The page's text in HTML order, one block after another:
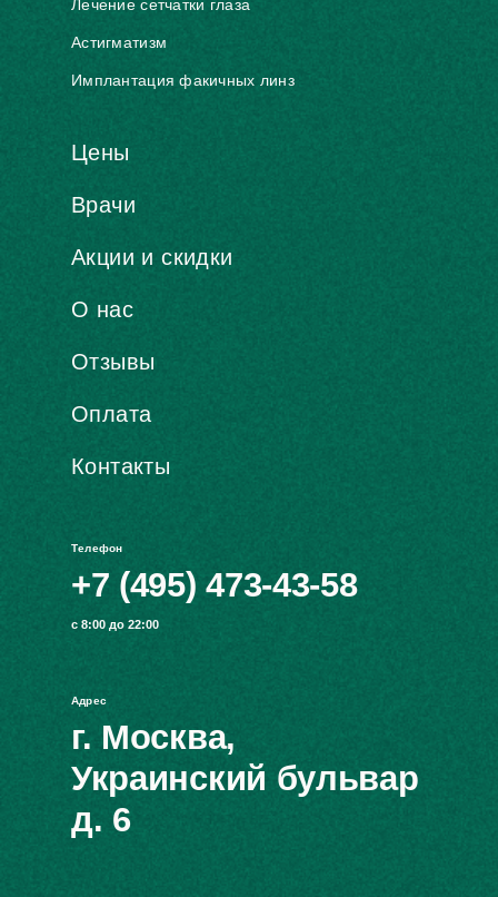
Телефон
+7 (495) 473-43-58
с 8:00 до 22:00
Адрес
г. Москва,
Украинский бульвар
д. 6
Лечение сетчатки глаза
Астигматизм
Имплантация факичных линз
Цены
Врачи
Акции и скидки
О нас
Отзывы
Оплата
Контакты